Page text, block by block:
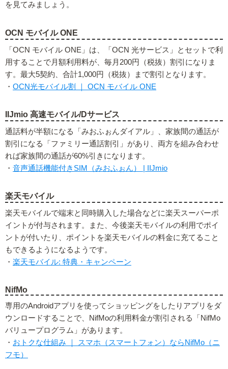
を見てみましょう。
OCN モバイル ONE
「OCN モバイル ONE」は、「OCN 光サービス」とセットで利
用することで月額利用料が、毎月200円（税抜）割引になりま
す。最大5契約、合計1,000円（税抜）まで割引となります。
・ OCN光モバイル割 ｜ OCN モバイル ONE
IIJmio 高速モバイル/Dサービス
通話料が半額になる「みおふぉんダイアル」、家族間の通話が
割引になる「ファミリー通話割引」があり、両方を組み合わせ
れば家族間の通話が60%引きになります。
・ 音声通話機能付きSIM（みおふぉん） | IIJmio
楽天モバイル
楽天モバイルで端末と同時購入した場合などに楽天スーパーポ
イントが付与されます。また、今後楽天モバイルの利用でポイ
ントが付いたり、ポイントを楽天モバイルの料金に充てること
もできるようになるようです。
・ 楽天モバイル: 特典・キャンペーン
NifMo
専用のAndroidアプリを使ってショッピングをしたりアプリをダ
ウンロードすることで、NifMoの利用料金が割引される「NifMo
バリュープログラム」があります。
・ おトクな仕組み ｜ スマホ（スマートフォン）ならNifMo（ニ
フモ）